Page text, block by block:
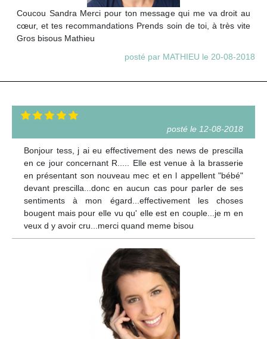
Coucou Sandra Merci pour ton message qui me va droit au
cœur, et tes recommandations Prends soin de toi, à très vite
Gros bisous Mathieu
posté par MATHIEU le 20-08-2018
posté le 12-08-2018
Bonjour tess, j ai eu effectivement des news de prescilla
en ce jour concernant R..... Elle est venue à la brasserie
en présentant son nouveau mec et en l appellent "bébé"
devant prescilla...donc en aucun cas pour parler de ses
sentiments à mon égard...effectivement les choses
bougent mais pour elle vu qu' elle est en couple...je m en
veux d y avoir cru...merci quand meme bisou